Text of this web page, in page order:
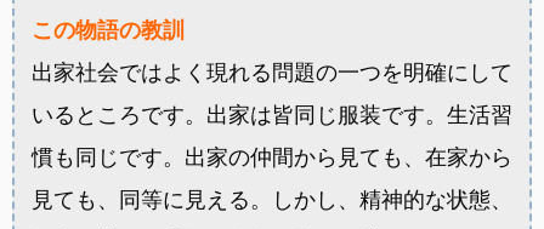
この物語の教訓
出家社会ではよく現れる問題の一つを明確にして
いるところです。出家は皆同じ服装です。生活習
慣も同じです。出家の仲間から見ても、在家から
見ても、同等に見える。しかし、精神的な状態、